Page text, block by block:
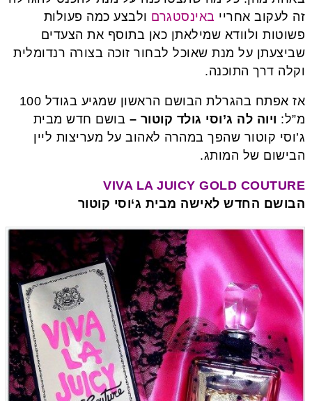
זה לעקוב אחריי באינסטגרם ולבצע כמה פעולות
פשוטות ולוודא שמילאתן כאן בתוסף את הצעדים
שביצעתן על מנת שאוכל לבחור זוכה בצורה רנדומלית
וקלה דרך התוכנה.
אז אפתח בהגרלת הבושם הראשון שמגיע בגודל 100
מ”ל: ויוה לה ג’וסי גולד קוטור – בושם חדש מבית
ג’וסי קוטור שהפך במהרה לאהוב על מעריצות ליין
הבישום של המותג.
VIVA LA JUICY GOLD COUTURE
הבושם החדש לאישה מבית ג‘וסי קוטור